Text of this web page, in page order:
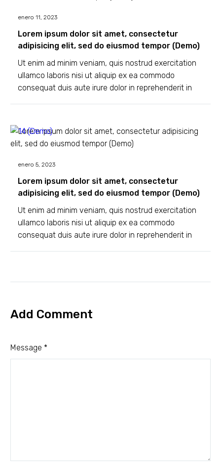
enero 11, 2023
Lorem ipsum dolor sit amet, consectetur
adipisicing elit, sed do eiusmod tempor (Demo)
Ut enim ad minim veniam, quis nostrud exercitation
ullamco laboris nisi ut aliquip ex ea commodo
consequat duis aute irure dolor in reprehenderit in
enero 5, 2023
Lorem ipsum dolor sit amet, consectetur
adipisicing elit, sed do eiusmod tempor (Demo)
Ut enim ad minim veniam, quis nostrud exercitation
ullamco laboris nisi ut aliquip ex ea commodo
consequat duis aute irure dolor in reprehenderit in
Add Comment
Message *